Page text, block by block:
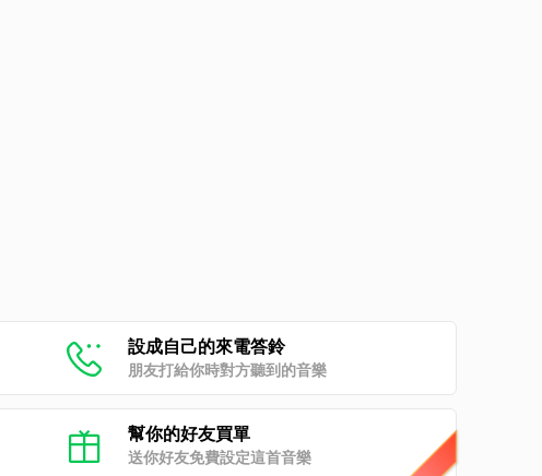
設成自己的來電答鈴
朋友打給你時對方聽到的音樂
幫你的好友買單
送你好友免費設定這首音樂